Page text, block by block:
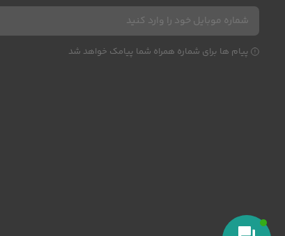
پیام ها برای شماره همراه شما پیامک خواهد شد